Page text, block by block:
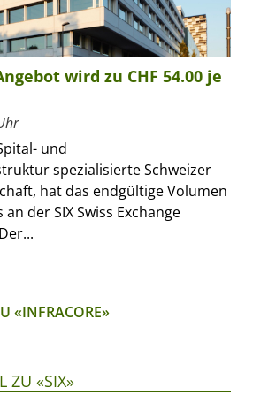
wird zu CHF 54.00 je
und
spezialisierte Schweizer
hat das endgültige Volumen
der SIX Swiss Exchange
«INFRACORE»
ZU «SIX»